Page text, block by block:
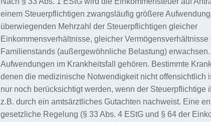
einem Steuerpflichtigen zwangsläufig größere
überwiegenden Mehrzahl der Steuerpflichtigen gleicher
Einkommensverhältnisse, gleicher Vermögensverhältnisse
Familienstands (außergewöhnliche Belastung)
Aufwendungen im Krankheitsfall gehören. Bestimmte
denen die medizinische Notwendigkeit nicht offensichtlich
nur noch berücksichtigt werden, wenn der Steuerpflichtige
z.B. durch ein amtsärztliches Gutachten nachweist. Eine
gesetzliche Regelung (§ 33 Abs. 4 EStG und § 64 der